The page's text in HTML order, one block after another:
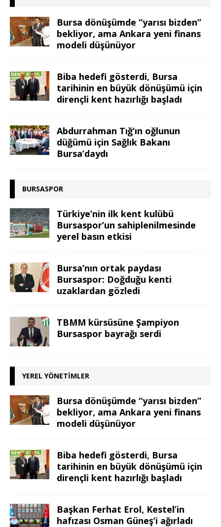
Bursa dönüşümde “yarısı bizden”
bekliyor, ama Ankara yeni finans
modeli düşünüyor
Biba hedefi gösterdi, Bursa
tarihinin en büyük dönüşümü için
dirençli kent hazırlığı başladı
Abdurrahman Tığ’ın oğlunun
düğümü için Sağlık Bakanı
Bursa’daydı
BURSASPOR
Türkiye’nin ilk kent kulübü
Bursaspor’un sahiplenilmesinde
yerel basın etkisi
Bursa’nın ortak paydası
Bursaspor: Doğduğu kenti
uzaklardan gözledi
TBMM kürsüsüne Şampiyon
Bursaspor bayrağı serdi
YEREL YÖNETIMLER
Bursa dönüşümde “yarısı bizden”
bekliyor, ama Ankara yeni finans
modeli düşünüyor
Biba hedefi gösterdi, Bursa
tarihinin en büyük dönüşümü için
dirençli kent hazırlığı başladı
Başkan Ferhat Erol, Kestel’in
hafızası Osman Güneş’i ağırladı